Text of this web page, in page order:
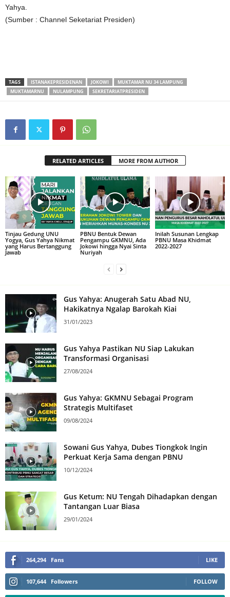
Yahya.
(Sumber : Channel Seketariat Presiden)
TAGS ISTANAKEPRESIDENAN JOKOWI
MUKTAMAR NU 34 LAMPUNG
MUKTAMARNU
NULAMPUNG SEKRETARIATPRESIDEN
RELATED ARTICLES MORE FROM AUTHOR
Tinjau Gedung UNU
Yogya, Gus Yahya Nikmat
yang Harus Bertanggung
Jawab
PBNU Bentuk Dewan
Pengampu GKMNU, Ada
Jokowi hingga Nyai Sinta
Nuriyah
Inilah Susunan Lengkap
PBNU Masa Khidmat
2022-2027
Gus Yahya: Anugerah Satu Abad NU,
Hakikatnya Ngalap Barokah Kiai
31/01/2023
Gus Yahya Pastikan NU Siap Lakukan
Transformasi Organisasi
27/08/2024
Gus Yahya: GKMNU Sebagai Program
Strategis Multifaset
09/08/2024
Sowani Gus Yahya, Dubes Tiongkok Ingin
Perkuat Kerja Sama dengan PBNU
10/12/2024
Gus Ketum: NU Tengah Dihadapkan dengan
Tantangan Luar Biasa
29/01/2024
264,294 Fans LIKE
107,644 Followers FOLLOW